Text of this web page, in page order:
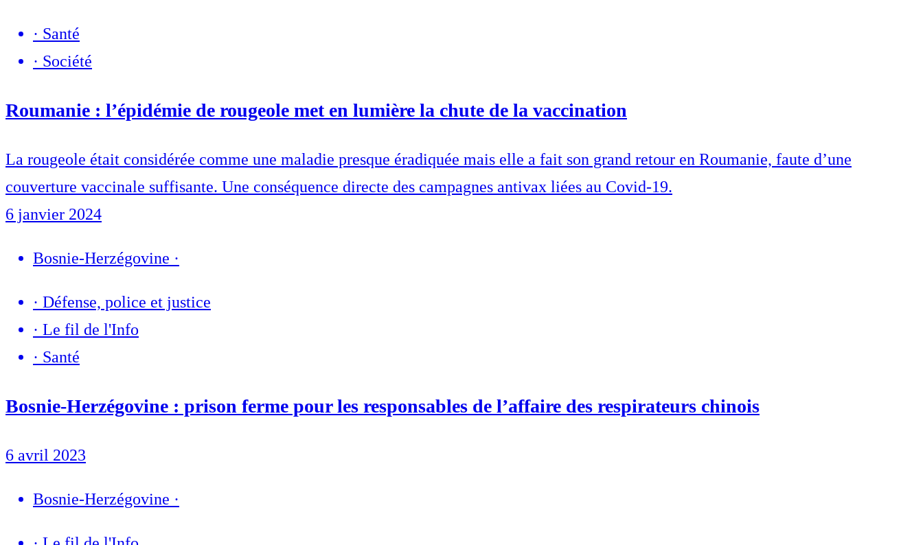
· Santé
· Société
Roumanie : l’épidémie de rougeole met en lumière la chute de la vaccination
La rougeole était considérée comme une maladie presque éradiquée mais elle a fait son grand retour en Roumanie, faute d’une
couverture vaccinale suffisante. Une conséquence directe des campagnes antivax liées au Covid-19.
6 janvier 2024
Bosnie-Herzégovine ·
· Défense, police et justice
· Le fil de l'Info
· Santé
Bosnie-Herzégovine : prison ferme pour les responsables de l’affaire des respirateurs chinois
6 avril 2023
Bosnie-Herzégovine ·